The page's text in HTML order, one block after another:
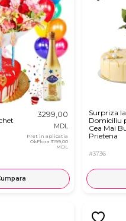
3299,00
MDL
Pret in aplicatia
OkFlora 3199,00
MDL
Surpriza la
Domiciliu
Cea Mai
Prietena
#3736